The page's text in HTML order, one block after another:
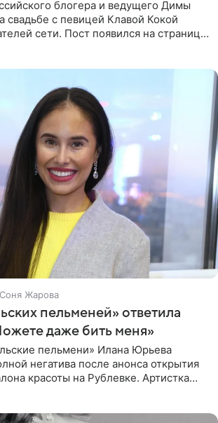
блогера и ведущего Димы
свадьбе с певицей Клавой Кокой
сети. Пост появился на странице
Соня Жарова
пельменей» ответила
даже бить меня»
пельмени» Илана Юрьева
негатива после анонса открытия
красоты на Рублевке. Артистка